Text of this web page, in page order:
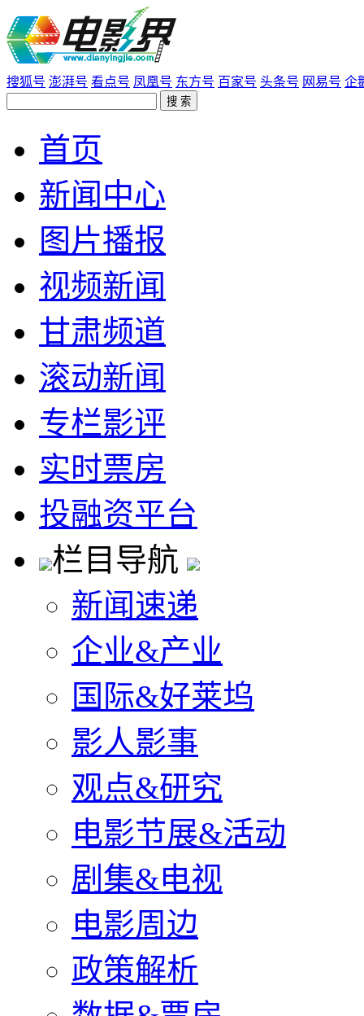
搜狐号 澎湃号 看点号 凤凰号 东方号 百家号 头条号 网易号 企
首页
新闻中心
图片播报
视频新闻
甘肃频道
滚动新闻
专栏影评
实时票房
投融资平台
栏目导航
新闻速递
企业&产业
国际&好莱坞
影人影事
观点&研究
电影节展&活动
剧集&电视
电影周边
政策解析